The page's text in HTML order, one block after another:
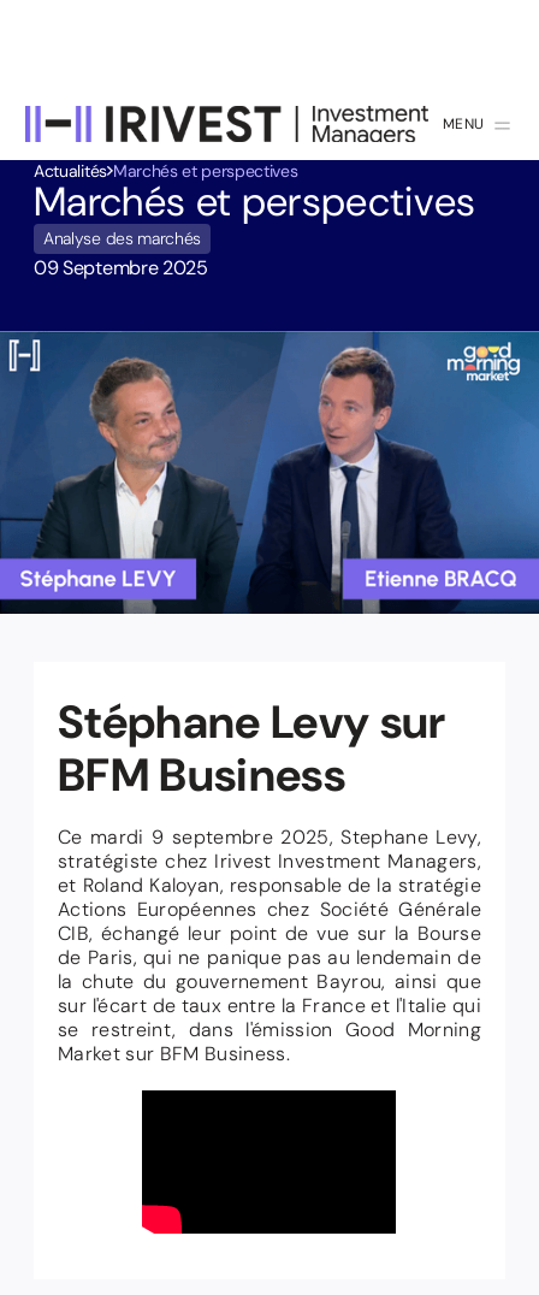
MENU
Actualités Marchés et perspectives
Marchés et perspectives
Analyse des marchés
09 Septembre 2025
Stéphane Levy sur
BFM Business
Ce mardi 9 septembre 2025, Stephane Levy,
stratégiste chez Irivest Investment Managers,
et Roland Kaloyan, responsable de la stratégie
Actions Européennes chez Société Générale
CIB, échangé leur point de vue sur la Bourse
de Paris, qui ne panique pas au lendemain de
la chute du gouvernement Bayrou, ainsi que
sur l'écart de taux entre la France et l'Italie qui
se restreint, dans l'émission Good Morning
Market sur BFM Business.